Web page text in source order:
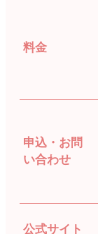
料金
申込・お問
い合わせ
公式サイト